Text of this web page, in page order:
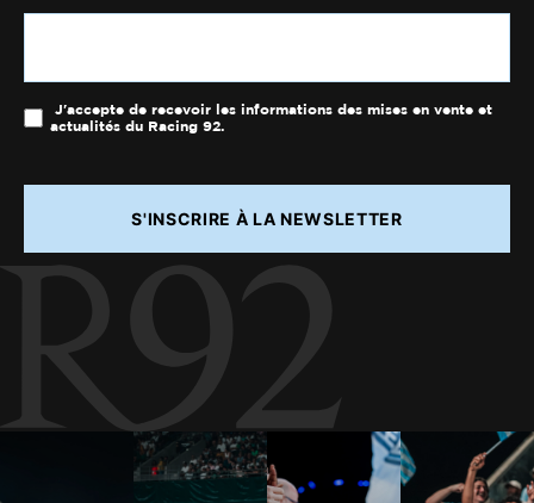
J'accepte de recevoir les informations des mises en vente et
actualités du Racing 92.
S'INSCRIRE À LA NEWSLETTER